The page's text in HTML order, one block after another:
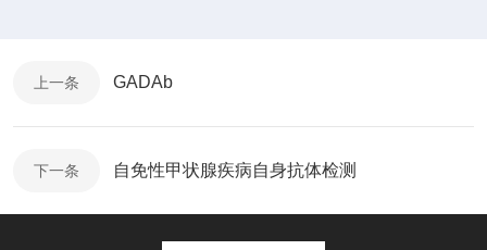
上一条 GADAb
下一条 自免性甲状腺疾病自身抗体检测